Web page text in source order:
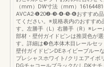
（mm）DW寸法（mm）
AVCA2-❶20❷-❸-❹-❺-❻おすすめ
てください。※規格表内のおすすめ
す。左勝手（L）右勝手（R）※レ
部材・壁付ガイドピンは推奨色が
す。詳細は❸色本体木目レールセ
壁付ガイドピンDEネイビーブルー
プレシャスホワイト/クリエアイボ
DGチャコールブラックなしDKナ